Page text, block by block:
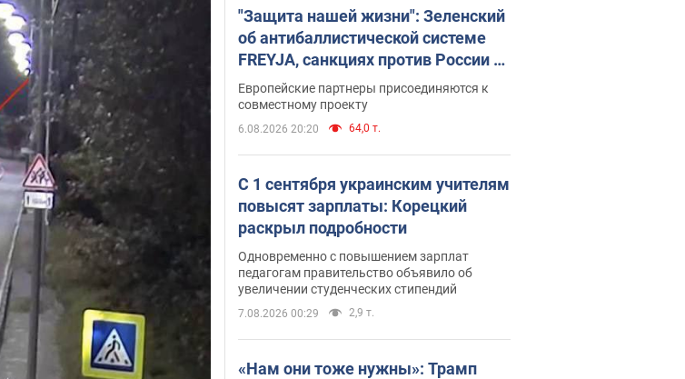
"Защита нашей жизни": Зеленский
об антибаллистической системе
FREYJA, санкциях против России и
поддержке аграриев. Видео
Европейские партнеры присоединяются к
совместному проекту
6.08.2026 20:20 64,0 т.
С 1 сентября украинским учителям
повысят зарплаты: Корецкий
раскрыл подробности
Одновременно с повышением зарплат
педагогам правительство объявило об
увеличении студенческих стипендий
7.08.2026 00:29 2,9 т.
«Нам они тоже нужны»: Трамп